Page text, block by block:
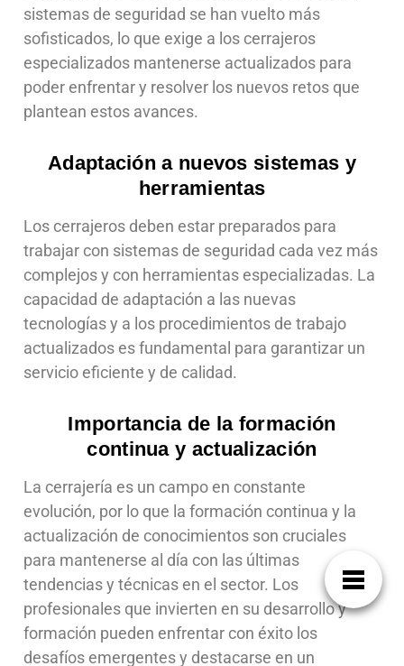
sistemas de seguridad se han vuelto más
sofisticados, lo que exige a los cerrajeros
especializados mantenerse actualizados para
poder enfrentar y resolver los nuevos retos que
plantean estos avances.
Adaptación a nuevos sistemas y
herramientas
Los cerrajeros deben estar preparados para
trabajar con sistemas de seguridad cada vez más
complejos y con herramientas especializadas. La
capacidad de adaptación a las nuevas
tecnologías y a los procedimientos de trabajo
actualizados es fundamental para garantizar un
servicio eficiente y de calidad.
Importancia de la formación
continua y actualización
La cerrajería es un campo en constante
evolución, por lo que la formación continua y la
actualización de conocimientos son cruciales
para mantenerse al día con las últimas
tendencias y técnicas en el sector. Los
profesionales que invierten en su desarrollo y
formación pueden enfrentar con éxito los
desafíos emergentes y destacarse en un